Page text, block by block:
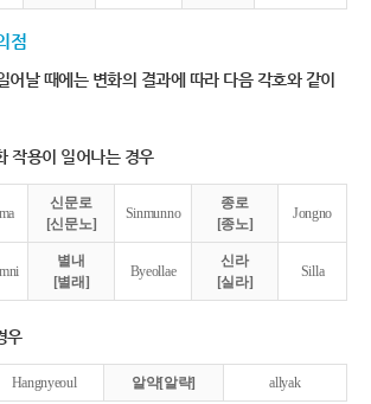
점
어날 때에는 변화의 결과에 따라 다음 각호와 같이
작용이 일어나는 경우
신문로
[신문노]
Sinmunno
종로
[종노]
Jongno
별내
[별래]
Byeollae
신라
[실라]
Silla
우
Hangnyeoul 알약[알략] allyak